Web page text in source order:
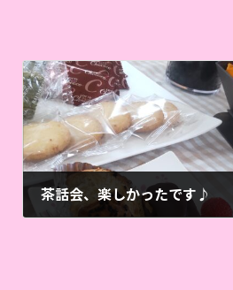
茶話会、楽しかったです♪